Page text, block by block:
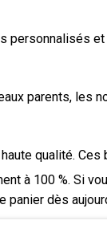
parents, les
qualité.
à 100 %. Si
dès